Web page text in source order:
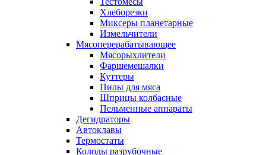
Хлеборезки
Миксеры планетарные
Измельчители
Мясоперерабатывающее
Мясорыхлители
Фаршемешалки
Куттеры
Пилы для мяса
Шприцы колбасные
Пельменные аппараты
Дегидраторы
Автоклавы
Термостаты
Колоды разрубочные